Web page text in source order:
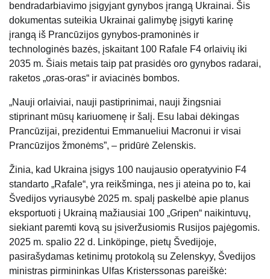
bendradarbiavimo įsigyjant gynybos įrangą Ukrainai. Šis
dokumentas suteikia Ukrainai galimybę įsigyti karinę
įrangą iš Prancūzijos gynybos-pramoninės ir
technologinės bazės, įskaitant 100 Rafale F4 orlaivių iki
2035 m. Šiais metais taip pat prasidės oro gynybos radarai,
raketos „oras-oras“ ir aviacinės bombos.
„Nauji orlaiviai, nauji pastiprinimai, nauji žingsniai
stiprinant mūsų kariuomenę ir šalį. Esu labai dėkingas
Prancūzijai, prezidentui Emmanueliui Macronui ir visai
Prancūzijos žmonėms”, – pridūrė Zelenskis.
Žinia, kad Ukraina įsigys 100 naujausio operatyvinio F4
standarto „Rafale“, yra reikšminga, nes ji ateina po to, kai
Švedijos vyriausybė 2025 m. spalį paskelbė apie planus
eksportuoti į Ukrainą mažiausiai 100 „Gripen“ naikintuvų,
siekiant paremti kovą su įsiveržusiomis Rusijos pajėgomis.
2025 m. spalio 22 d. Linköpinge, pietų Švedijoje,
pasirašydamas ketinimų protokolą su Zelenskyy, Švedijos
ministras pirmininkas Ulfas Kristerssonas pareiškė: